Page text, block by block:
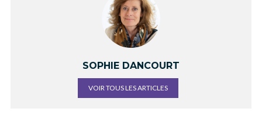
SOPHIE DANCOURT
VOIR TOUS LES ARTICLES